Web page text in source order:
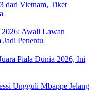
dari Vietnam, Tiket
2026: Awali Lawan
Penentu
Piala Dunia 2026, Ini
Ungguli Mbappe Jelang